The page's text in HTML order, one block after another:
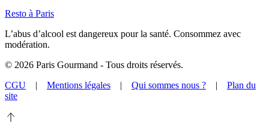
Resto à Paris
L’abus d’alcool est dangereux pour la santé. Consommez avec
modération.
© 2026 Paris Gourmand - Tous droits réservés.
CGU | Mentions légales | Qui sommes nous ? | Plan du
site